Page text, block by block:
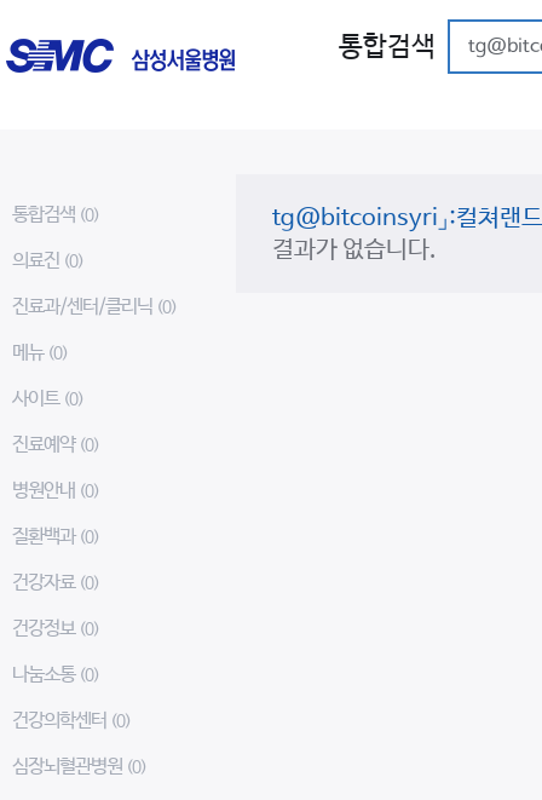
통합검색
통합검색 (0)
의료진 (0)
진료과/센터/클리닉 (0)
메뉴 (0)
사이트 (0)
진료예약 (0)
병원안내 (0)
질환백과 (0)
건강자료 (0)
건강정보 (0)
나눔소통 (0)
건강의학센터 (0)
심장뇌혈관병원 (0)
tg@bitcoinsyri」:컬쳐랜
결과가 없습니다.